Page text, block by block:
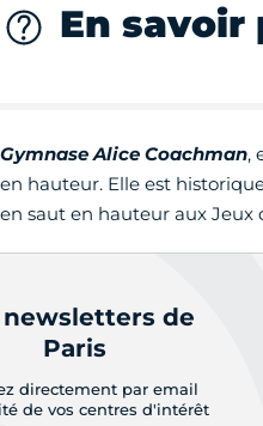
En savoir
Gymnase Alice Coachman,
en hauteur. Elle est
en saut en hauteur aux Jeux
newsletters de
Paris
directement par email
de vos centres d'intérêt